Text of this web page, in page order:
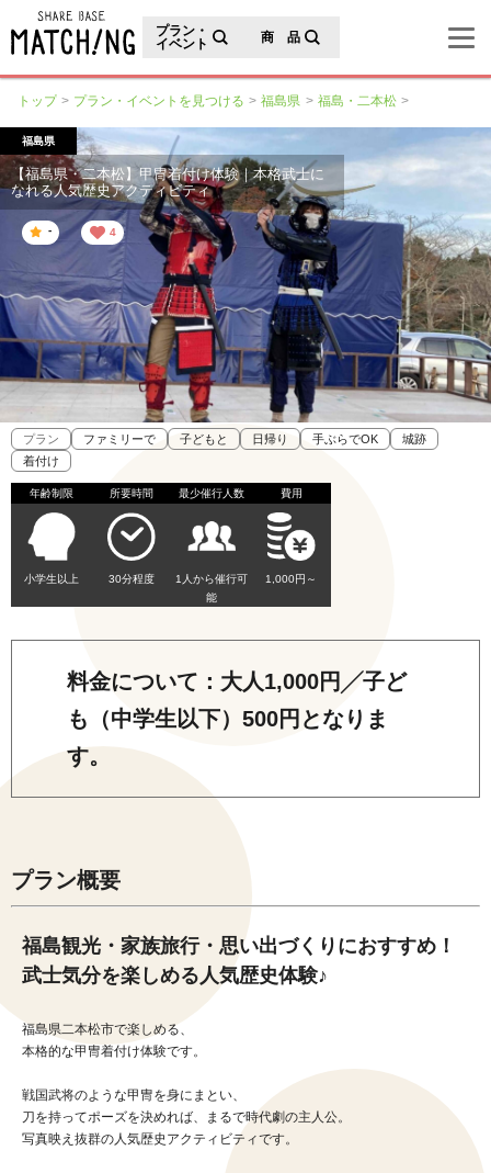
プラン・
イベント
商 品
トップ プラン・イベントを見つける 福島県 福島・二本松
福島県
【福島県・二本松】甲冑着付け体験｜本格武士に
なれる人気歴史アクティビティ
- 4
プラン ファミリーで 子どもと 日帰り 手ぶらでOK
城跡
着付け
年齢制限
小学生以上
所要時間
30分程度
最少催行人数
1人から催行可
能
費用
1,000円～
料金について：大人1,000円╱子ど
も（中学生以下）500円となりま
す。
プラン概要
福島観光・家族旅行・思い出づくりにおすすめ！
武士気分を楽しめる人気歴史体験♪
福島県二本松市で楽しめる、
本格的な甲冑着付け体験です。
戦国武将のような甲冑を身にまとい、
刀を持ってポーズを決めれば、まるで時代劇の主人公。
写真映え抜群の人気歴史アクティビティです。